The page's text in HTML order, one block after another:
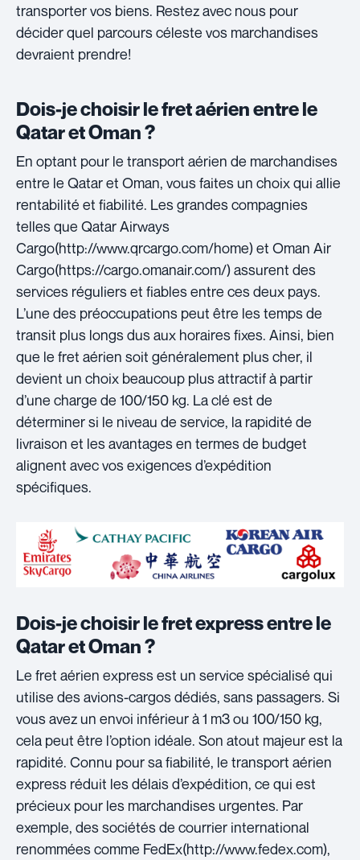
transporter vos biens. Restez avec nous pour
décider quel parcours céleste vos marchandises
devraient prendre!
Dois-je choisir le fret aérien entre le
Qatar et Oman ?
En optant pour le transport aérien de marchandises
entre le Qatar et Oman, vous faites un choix qui allie
rentabilité et fiabilité. Les grandes compagnies
telles que Qatar Airways
Cargo(http://www.qrcargo.com/home) et Oman Air
Cargo(https://cargo.omanair.com/) assurent des
services réguliers et fiables entre ces deux pays.
L’une des préoccupations peut être les temps de
transit plus longs dus aux horaires fixes. Ainsi, bien
que le fret aérien soit généralement plus cher, il
devient un choix beaucoup plus attractif à partir
d’une charge de 100/150 kg. La clé est de
déterminer si le niveau de service, la rapidité de
livraison et les avantages en termes de budget
alignent avec vos exigences d’expédition
spécifiques.
Dois-je choisir le fret express entre le
Qatar et Oman ?
Le fret aérien express est un service spécialisé qui
utilise des avions-cargos dédiés, sans passagers. Si
vous avez un envoi inférieur à 1 m3 ou 100/150 kg,
cela peut être l’option idéale. Son atout majeur est la
rapidité. Connu pour sa fiabilité, le transport aérien
express réduit les délais d’expédition, ce qui est
précieux pour les marchandises urgentes. Par
exemple, des sociétés de courrier international
renommées comme FedEx(http://www.fedex.com),